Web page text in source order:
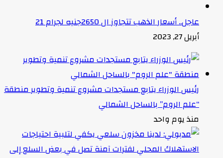
عاجل.. أسعار الذهب تتجاوز ال 2650جنيه لجرام 21
أبريل 27, 2023
رئيس الوزراء يتابع مستجدات مشروع تنمية وتطوير منطقة
“علم الروم” بالساحل الشمالي
منذ يوم واحد